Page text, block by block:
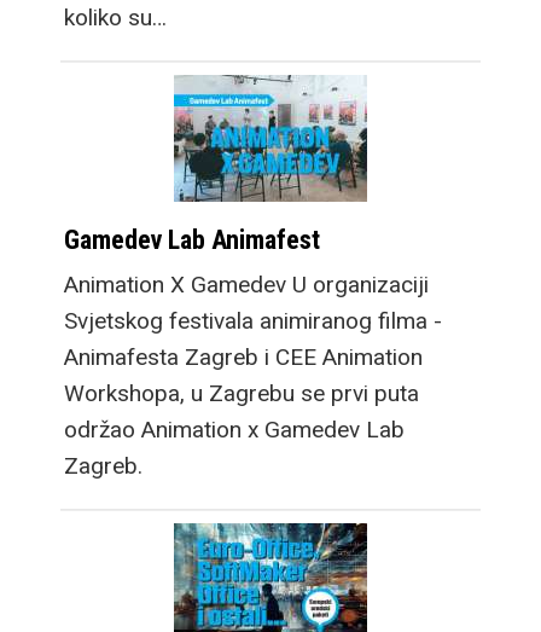
koliko su…
Gamedev Lab Animafest
Animation X Gamedev U organizaciji
Svjetskog festivala animiranog filma -
Animafesta Zagreb i CEE Animation
Workshopa, u Zagrebu se prvi puta
održao Animation x Gamedev Lab
Zagreb.